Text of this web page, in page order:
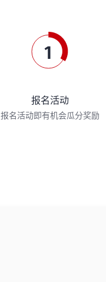
报名活动
报名活动即有机会瓜分奖励